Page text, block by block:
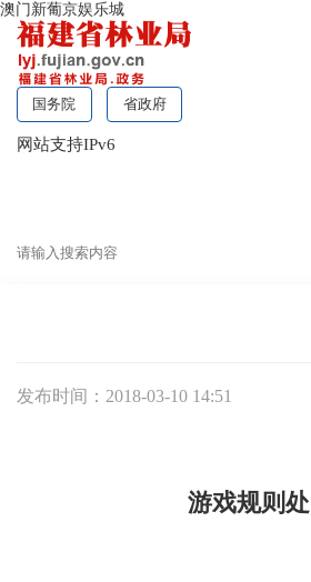
澳门新葡京娱乐城
国务院 省政府
网站支持IPv6
发布时间：2018-03-10 14:51
游戏规则处